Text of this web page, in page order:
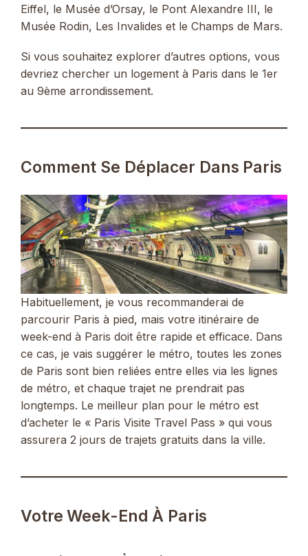
Eiffel, le Musée d’Orsay, le Pont Alexandre III, le
Musée Rodin, Les Invalides et le Champs de Mars.
Si vous souhaitez explorer d’autres options, vous
devriez chercher un logement à Paris dans le 1er
au 9ème arrondissement.
Comment Se Déplacer Dans Paris
Habituellement, je vous recommanderai de
parcourir Paris à pied, mais votre itinéraire de
week-end à Paris doit être rapide et efficace. Dans
ce cas, je vais suggérer le métro, toutes les zones
de Paris sont bien reliées entre elles via les lignes
de métro, et chaque trajet ne prendrait pas
longtemps. Le meilleur plan pour le métro est
d’acheter le « Paris Visite Travel Pass » qui vous
assurera 2 jours de trajets gratuits dans la ville.
Votre Week-End À Paris